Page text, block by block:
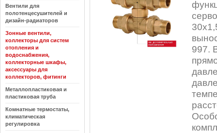
997.
Вентили для
полотенцесушителей и
дизайн-радиаторов
Зонные вентили,
коллекторы для систем
отопления и
водоснабжения,
коллекторные шкафы,
аксессуары для
коллекторов, фитинги
Металлопластиковая и
пластиковая труба
Комнатные термостаты,
климатическая
регулировка